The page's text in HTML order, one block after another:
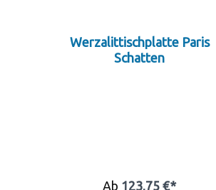
Werzalittischplatte Paris
Schatten
Ab 123,75 €*